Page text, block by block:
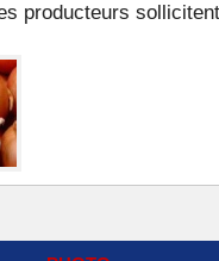
producteurs